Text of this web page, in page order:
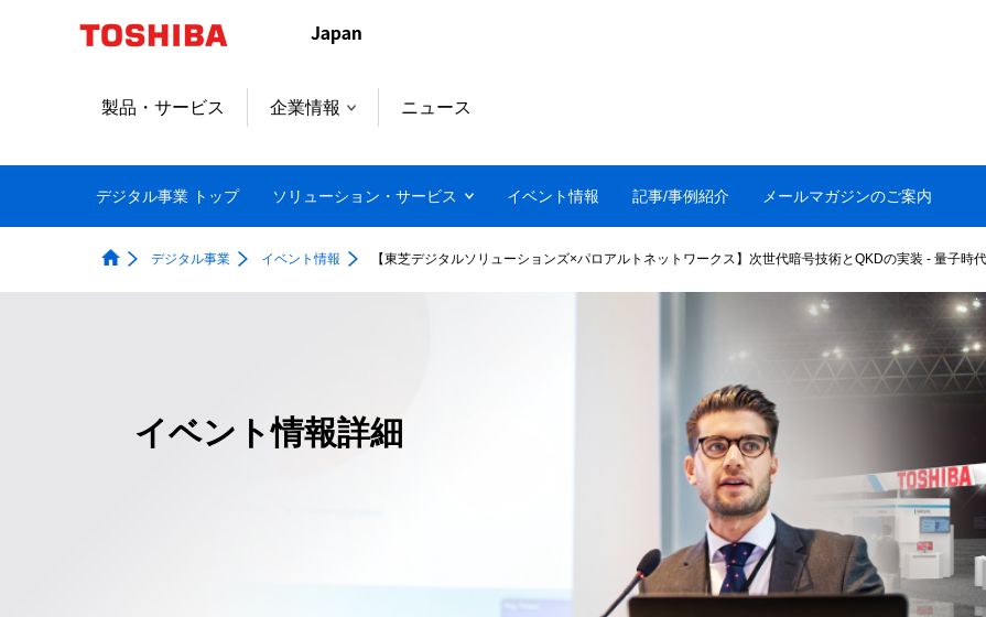
製品・サービス 企業情報 ニュース
デジタル事業 トップ ソリューション・サービス イベント情報 記事/事例紹介 メールマガジンのご案内
デジタル事業 イベント情報 【東芝デジタルソリューションズ×パロアルトネットワークス】次世代暗号技術とQKDの実装 - 量子
イベント情報詳細